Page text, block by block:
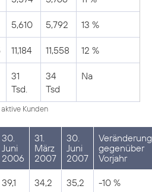
5,610 5,792 13 %
11,184 11,558 12 %
31
Tsd.
34
Tsd
Na
Kunden
30.
Juni
2006
31.
März
2007
30.
Juni
2007
Veränderung
gegenüber
Vorjahr
39,1 34,2 35,2 -10 %